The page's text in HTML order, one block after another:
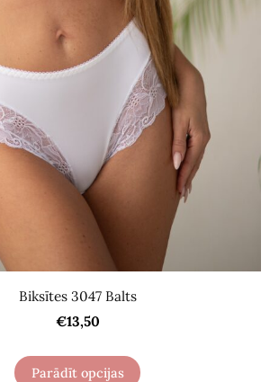
Biksītes 3047 Balts
€13,50
Parādīt opcijas